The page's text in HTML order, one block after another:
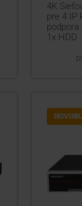
4K
pre 4 IP
podpora
1x HDD